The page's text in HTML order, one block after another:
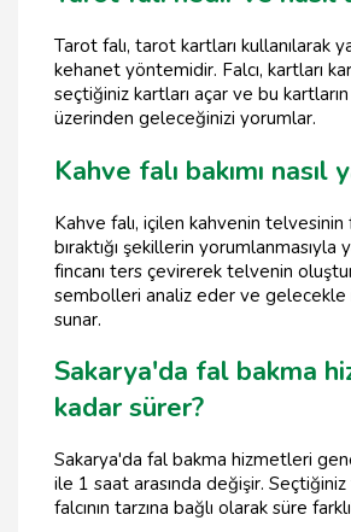
Tarot falı, tarot kartları kullanılarak
kehanet yöntemidir. Falcı, kartları
seçtiğiniz kartları açar ve bu kartların
üzerinden geleceğinizi yorumlar.
Kahve falı bakımı nasıl
Kahve falı, içilen kahvenin telvesinin
bıraktığı şekillerin yorumlanmasıyla
fincanı ters çevirerek telvenin
sembolleri analiz eder ve
sunar.
Sakarya'da fal bakma
kadar sürer?
Sakarya'da fal bakma hizmetleri
ile 1 saat arasında değişir.
falcının tarzına bağlı olarak süre